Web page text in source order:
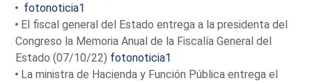
fotonoticia1
El fiscal general del Estado entrega a la presidenta del
Congreso la Memoria Anual de la Fiscalía General del
Estado (07/10/22) fotonoticia1
La ministra de Hacienda y Función Pública entrega el